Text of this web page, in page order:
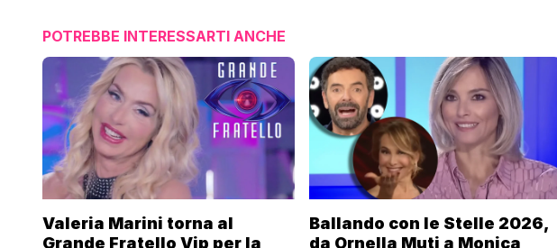
POTREBBE INTERESSARTI ANCHE
Valeria Marini torna al
Grande Fratello Vip per la
Ballando con le Stelle 2026,
da Ornella Muti a Monica